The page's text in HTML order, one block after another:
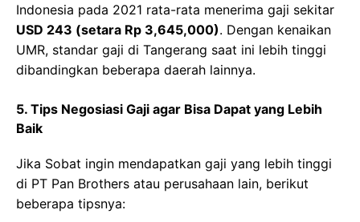
Indonesia pada 2021 rata-rata menerima gaji sekitar
USD 243 (setara Rp 3,645,000). Dengan kenaikan
UMR, standar gaji di Tangerang saat ini lebih tinggi
dibandingkan beberapa daerah lainnya.
5. Tips Negosiasi Gaji agar Bisa Dapat yang Lebih
Baik
Jika Sobat ingin mendapatkan gaji yang lebih tinggi
di PT Pan Brothers atau perusahaan lain, berikut
beberapa tipsnya: